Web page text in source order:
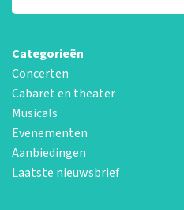
Categorieën
Concerten
Cabaret en theater
Musicals
Evenementen
Aanbiedingen
Laatste nieuwsbrief